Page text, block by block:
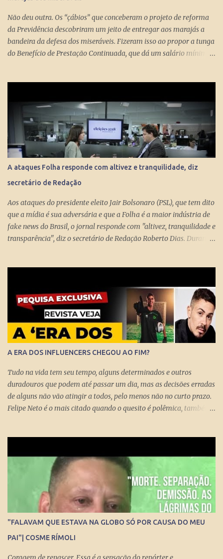
Não deu outra. Os “çábios” que conceberam o projeto de reforma
da Previdência descobriram um jeito de entregar aos marajás a
bandeira da defesa dos miseráveis. Fizeram isso ao propor a tunga
do Benefício de Prestação Continuada, que dá um salário mínimo
Família. Com a outra mão querem tomar pelo menos R$ 598
mensais dos miseráveis que têm mais de 65 anos. Eles só terão
direito aos R$ 998 se, e quando, chegarem aos 70 anos. Se o
conserto do rombo da Previdência precisa tungar um benefício
pago aos miseráveis que têm entre 65 e 70 anos, então é melhor
devolver o Brasil a Portugal. ESTUPEFAÇÃO – O ministro Paulo
Guedes produziu um projeto racional e conseguiu apresentá-lo de
forma competente. Na essência, podou privilégios. Essas virtudes
Ela só s...
A ataques Folha responde com altivez e tranquilidade, diz
secretário de Redação
Aos ataques do presidente eleito Jair Bolsonaro (PSL), que tem dito
que a mídia é sua adversária e que a Folha é a maior indústria de
fake news do Brasil, o jornal responde com "altivez, tranquilidade e
transparência", diz o secretário de Redação Roberto Dias. Durante
A ERA DOS INFLUENCERS CHEGOU AO FIM?
Tudo na vida tem seu tempo, alguns determinados e outros
duradouros que podem até passar um dia, mas as decisões erradas
de alguns não vão atingir a todos, pelo menos não no curto prazo.
Felipe Neto é o mais citado quando o quesito é polêmica, também
imediatamente, mas com certeza isso pode chegar para muitos
logo logo. A Rede Mundial de Computadores permite que cada
cidadão tenha seus próprios meios de comunicação, seja um canal,
uma rádio online, blog ou mesmo perfis nas redes sociais que
levem qualquer mensagem para dezenas, centenas, milhares e até
milhões de pessoas no Brasil e no Mundo. Do dia para noite, a
Internet consegue produzir milionários, transformar anônimos
em celebridades e até criar fenômenos como Juliette, mas ai já é
"FALAVAM QUE ESTAVA NA GLOBO SÓ POR CAUSA DO MEU
PAI"| COSME RÍMOLI